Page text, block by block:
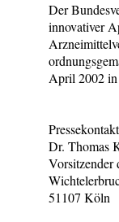
Der
innovativer
April 2002
Dr. Thomas
51107 Köln